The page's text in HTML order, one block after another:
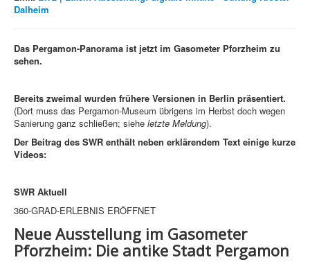
Dalheim
Das Pergamon-Panorama ist jetzt im Gasometer Pforzheim zu
sehen.
Bereits zweimal wurden frühere Versionen in Berlin präsentiert.
(Dort muss das Pergamon-Museum übrigens im Herbst doch wegen
Sanierung ganz schließen; siehe letzte Meldung).
Der Beitrag des SWR enthält neben erklärendem Text einige kurze
Videos:
SWR Aktuell
360-GRAD-ERLEBNIS ERÖFFNET
Neue Ausstellung im Gasometer
Pforzheim: Die antike Stadt Pergamon